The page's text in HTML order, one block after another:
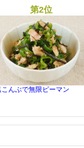
こんぶで無限ピーマン